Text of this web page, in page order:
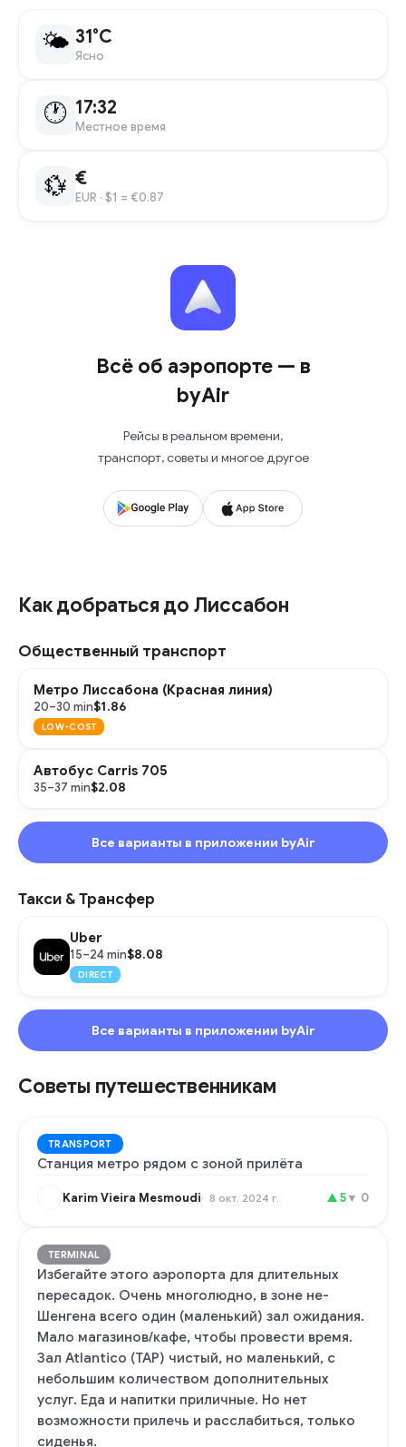
🌤 31°C
Ясно
🕐 17:32
Местное время
💱 €
EUR · $1 = €0.87
Всё об аэропорте — в
byAir
Рейсы в реальном времени,
транспорт, советы и многое другое
Как добраться до Лиссабон
Общественный транспорт
Метро Лиссабона (Красная линия)
20–30 min$1.86
LOW-COST
Автобус Carris 705
35–37 min$2.08
Все варианты в приложении byAir
Такси & Трансфер
Uber
15–24 min$8.08
DIRECT
Все варианты в приложении byAir
Советы путешественникам
TRANSPORT
Станция метро рядом с зоной прилёта
Karim Vieira Mesmoudi 8 окт. 2024 г. ▲5▼ 0
TERMINAL
Избегайте этого аэропорта для длительных
пересадок. Очень многолюдно, в зоне не-
Шенгена всего один (маленький) зал ожидания.
Мало магазинов/кафе, чтобы провести время.
Зал Atlantico (TAP) чистый, но маленький, с
небольшим количеством дополнительных
услуг. Еда и напитки приличные. Но нет
возможности прилечь и расслабиться, только
сиденья.